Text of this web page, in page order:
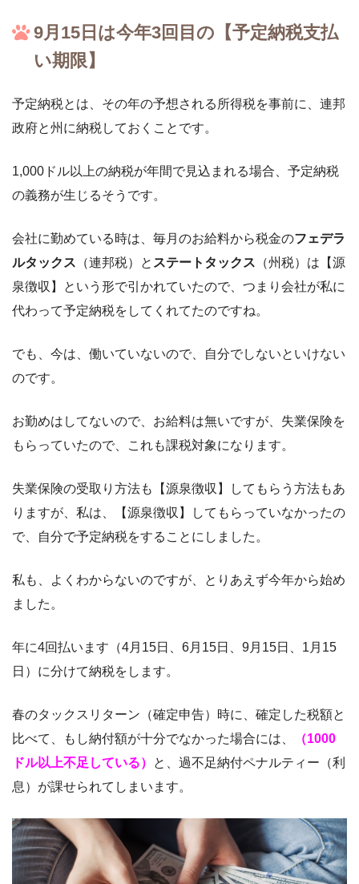
9月15日は今年3回目の【予定納税支払
い期限】
予定納税とは、その年の予想される所得税を事前に、連邦
政府と州に納税しておくことです。
1,000ドル以上の納税が年間で見込まれる場合、予定納税
の義務が生じるそうです。
会社に勤めている時は、毎月のお給料から税金のフェデラ
ルタックス （連邦税）と ステートタックス （州税）は【源
泉徴収】という形で引かれていたので、つまり会社が私に
代わって予定納税をしてくれてたのですね。
でも、今は、働いていないので、自分でしないといけない
のです。
お勤めはしてないので、お給料は無いですが、失業保険を
もらっていたので、これも課税対象になります。
失業保険の受取り方法も【源泉徴収】してもらう方法もあ
りますが、私は、【源泉徴収】してもらっていなかったの
で、自分で予定納税をすることにしました。
私も、よくわからないのですが、とりあえず今年から始め
ました。
年に4回払います（4月15日、6月15日、9月15日、1月15
日）に分けて納税をします。
春のタックスリターン（確定申告）時に、確定した税額と
比べて、もし納付額が十分でなかった場合には、
（1000
ドル以上不足している）
と、過不足納付ペナルティー（利
息）が課せられてしまいます。